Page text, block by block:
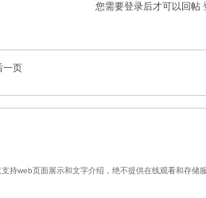
您需要登录后才可以回帖
一页
持web页面展示和文字介绍，绝不提供在线观看和